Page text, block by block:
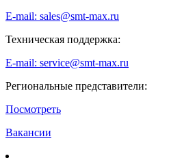
E-mail: sales@smt-max.ru
Техническая поддержка:
E-mail: service@smt-max.ru
Региональные представители:
Посмотреть
Вакансии